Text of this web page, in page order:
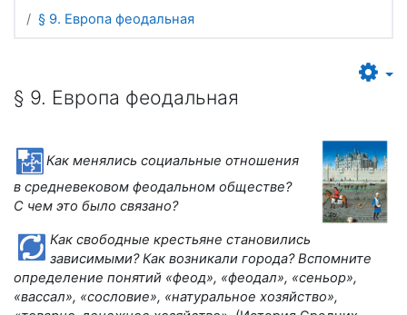
§ 9. Европа феодальная
§ 9. Европа феодальная
Как менялись социальные отношения
в средневековом феодальном обществе?
С чем это было связано?
Как свободные крестьяне становились
зависимыми? Как возникали города? Вспомните
определение понятий «феод», «феодал», «сеньор»,
«вассал», «сословие», «натуральное хозяйство»,